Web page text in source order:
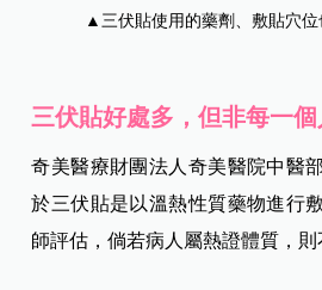
▲三伏貼使用的藥劑、敷貼穴位
三伏貼好處多，但非每一個
奇美醫療財團法人奇美醫院中醫
於三伏貼是以溫熱性質藥物進行
師評估，倘若病人屬熱證體質，則